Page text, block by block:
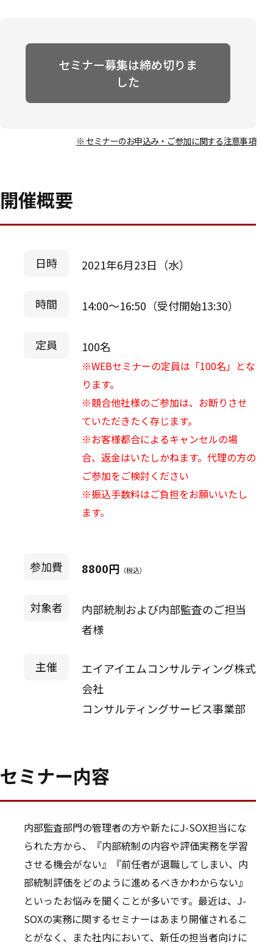
セミナー募集は締め切りま
した
※ セミナーのお申込み・ご参加に関する注意事項
開催概要
日時 2021年6月23日（水）
時間 14:00～16:50（受付開始13:30）
定員 100名
※WEBセミナーの定員は「100名」とな
ります。
※競合他社様のご参加は、お断りさせ
ていただきたく存じます。
※お客様都合によるキャンセルの場
合、返金はいたしかねます。代理の方の
ご参加をご検討ください
※振込手数料はご負担をお願いいたし
ます。
参加費 8800円 （税込）
対象者
内部統制および内部監査のご担当
者様
主催
エイアイエムコンサルティング株式
会社
コンサルティングサービス事業部
セミナー内容
内部監査部門の管理者の方や新たにJ-SOX担当にな
られた方から、『内部統制の内容や評価実務を学習
させる機会がない』『前任者が退職してしまい、内
部統制評価をどのように進めるべきかわからない』
といったお悩みを聞くことが多いです。最近は、J-
SOXの実務に関するセミナーはあまり開催されるこ
とがなく、また社内において、新任の担当者向けに